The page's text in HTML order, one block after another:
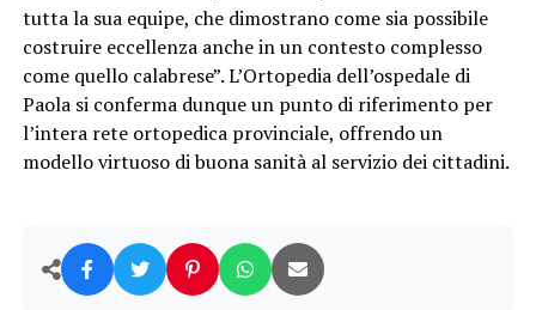
tutta la sua equipe, che dimostrano come sia possibile
costruire eccellenza anche in un contesto complesso
come quello calabrese”. L’Ortopedia dell’ospedale di
Paola si conferma dunque un punto di riferimento per
l’intera rete ortopedica provinciale, offrendo un
modello virtuoso di buona sanità al servizio dei cittadini.